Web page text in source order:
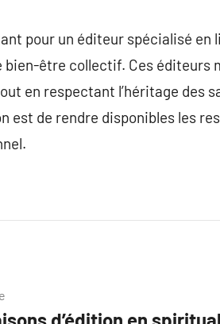
pour un éditeur spécialisé en
bien-être collectif. Ces éditeurs
en respectant l’héritage des
est de rendre disponibles les